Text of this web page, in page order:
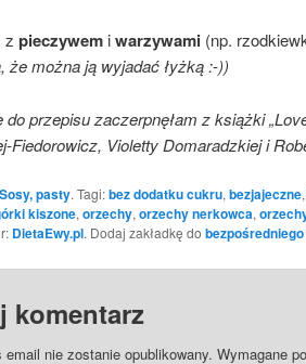
z pieczywemiwarzywami (np.
że można ją wyjadać łyżką :-))
do przepisu zaczerpnęłam z książki
Fiedorowicz, Violetty Domaradzkiej i
Sosy, pasty. Tagi:bez dodatku cukru, bezjajeczne,
kiszone, orzechy, orzechy nerkowca,
DietaEwy.pl. Dodaj zakładkę do
komentarz
email nie zostanie opublikowany. Wymagane